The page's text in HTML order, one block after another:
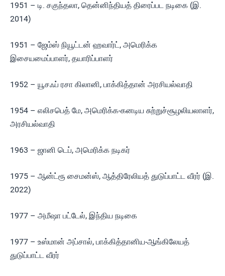
1951 – டி. சகுந்தலா, தென்னிந்தியத் திரைப்பட நடிகை (இ.
2014)
1951 – ஜேம்ஸ் நியூட்டன் ஹவார்ட், அமெரிக்க
இசையமைப்பாளர், தயாரிப்பாளர்
1952 – யூசஃப் ரசா கிலானி, பாக்கித்தான் அரசியல்வாதி
1954 – எலிசபெத் மே, அமெரிக்க-கனடிய சுற்றுச்சூழலியலாளர்,
அரசியல்வாதி
1963 – ஜானி டெப், அமெரிக்க நடிகர்
1975 – ஆன்ட்ரூ சைமன்ஸ், ஆத்திரேலியத் துடுப்பாட்ட வீரர் (இ.
2022)
1977 – அமீஷா பட்டேல், இந்திய நடிகை
1977 – உஸ்மான் அப்சால், பாக்கித்தானிய-ஆங்கிலேயத்
துடுப்பாட்ட வீரர்